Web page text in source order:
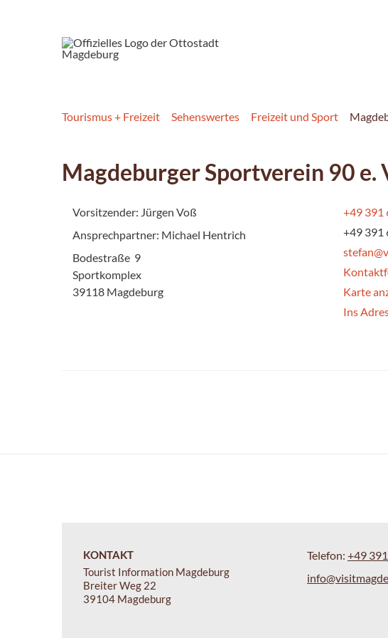
Tourismus + Freizeit Sehenswertes Freizeit und Sport
Magdeburger Sportverein 90 e.
Vorsitzender: Jürgen Voß
Ansprechpartner: Michael Hentrich
Bodestraße 9
Sportkomplex
39118 Magdeburg
+49 391
+49 391
Karte
Ins
KONTAKT
Tourist Information Magdeburg
Breiter Weg 22
39104 Magdeburg
Telefon: +49